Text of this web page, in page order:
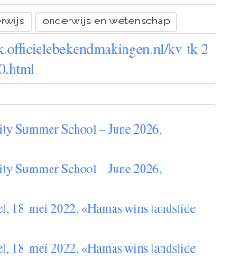
onderwijs en wetenschap
kv-tk-2
Summer School – June 2026,
Summer School – June 2026,
18 mei 2022, «Hamas wins landslide
18 mei 2022, «Hamas wins landslide